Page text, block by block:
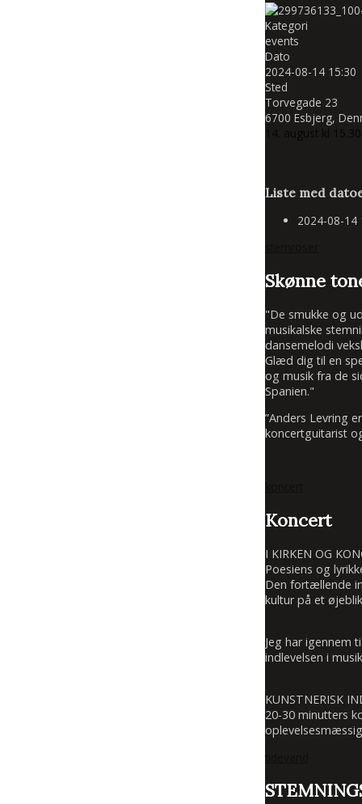
Kategori
events
Dato
2024-08-14 15:30
Sted
Torvegade 23
6700 Esbjerg,
Liste med
2024-08-14
Skønne
"De smukke og
musikalske
dansemelodi
Glæd dig til en
og musik fra de
Spanien."
”Anders Levring
koncertguitarist
Koncert
I KIRKEN OG
Poesiens og
Den fortællende
kultur på et
Jeg har
indlevelsen i
KUNSTNERISK
20-30 minutters